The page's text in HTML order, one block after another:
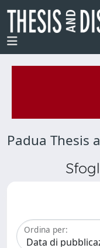
Padua Thesis
Ordina per: